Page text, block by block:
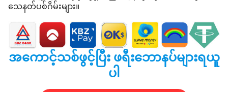
သေနတ်ပစ်ဂိမ်းများ။
အကောင့်သစ်ဖွင့်ပြီး ဖရီးဘောနပ်များရယူ
ပါ